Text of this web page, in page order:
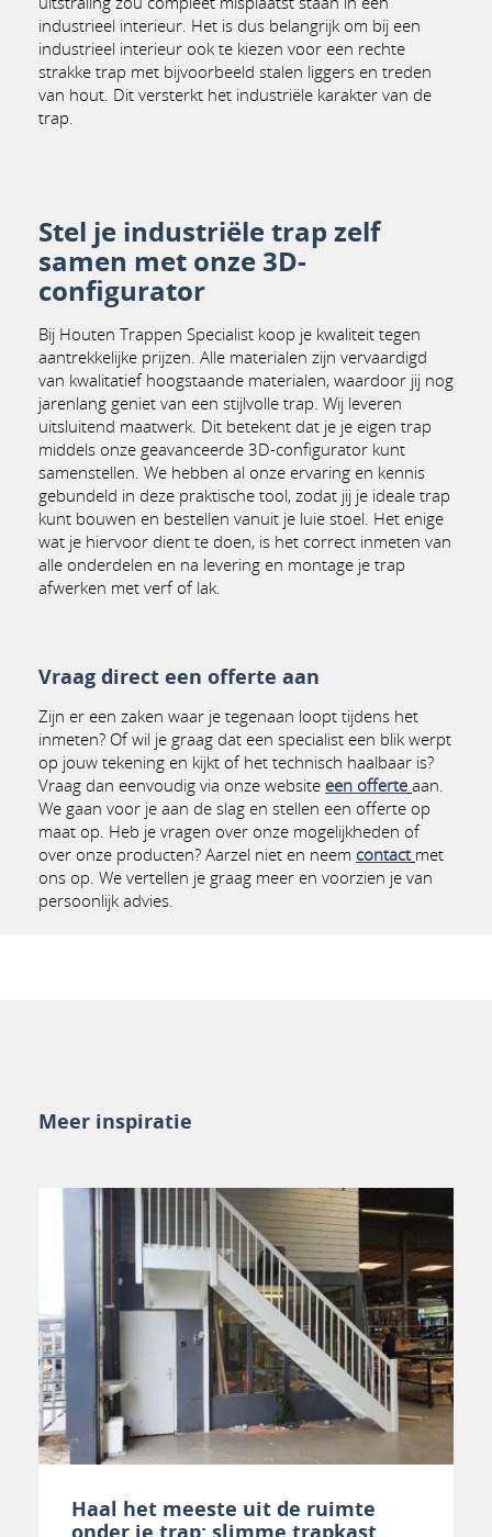
industrieel interieur. Het is dus belangrijk om bij een
industrieel interieur ook te kiezen voor een rechte
strakke trap met bijvoorbeeld stalen liggers en treden
van hout. Dit versterkt het industriële karakter van de
trap.
Stel je industriële trap zelf
samen met onze 3D-
configurator
Bij Houten Trappen Specialist koop je kwaliteit tegen
aantrekkelijke prijzen. Alle materialen zijn vervaardigd
van kwalitatief hoogstaande materialen, waardoor jij nog
jarenlang geniet van een stijlvolle trap. Wij leveren
uitsluitend maatwerk. Dit betekent dat je je eigen trap
middels onze geavanceerde 3D-configurator kunt
samenstellen. We hebben al onze ervaring en kennis
gebundeld in deze praktische tool, zodat jij je ideale trap
kunt bouwen en bestellen vanuit je luie stoel. Het enige
wat je hiervoor dient te doen, is het correct inmeten van
alle onderdelen en na levering en montage je trap
afwerken met verf of lak.
Vraag direct een offerte aan
Zijn er een zaken waar je tegenaan loopt tijdens het
inmeten? Of wil je graag dat een specialist een blik werpt
op jouw tekening en kijkt of het technisch haalbaar is?
Vraag dan eenvoudig via onze website een offerte aan.
We gaan voor je aan de slag en stellen een offerte op
maat op. Heb je vragen over onze mogelijkheden of
over onze producten? Aarzel niet en neem contact met
ons op. We vertellen je graag meer en voorzien je van
persoonlijk advies.
Meer inspiratie
Haal het meeste uit de ruimte